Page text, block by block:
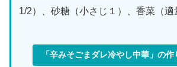
1/2）、砂糖（小さじ１）、香菜（適
「辛みそごまダレ冷やし中華」の作